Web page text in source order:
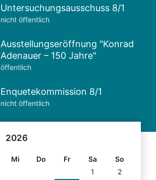
Untersuchungsausschuss 8/1
nicht öffentlich
Ausstellungseröffnung "Konrad
Adenauer – 150 Jahre"
öffentlich
Enquetekommission 8/1
nicht öffentlich
2026
Mi Do Fr Sa
So
1
2